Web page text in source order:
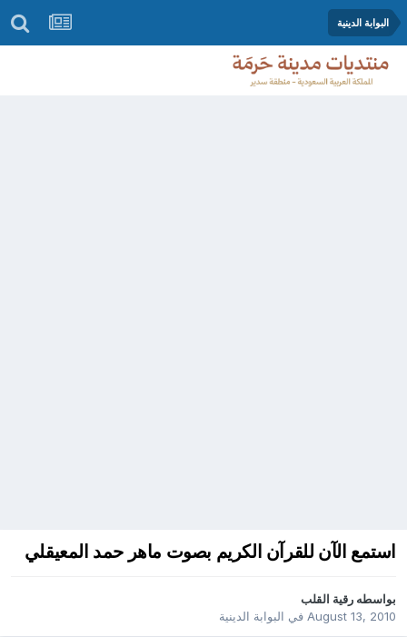
البوابة الدينية
استمع الآن للقرآن الكريم بصوت ماهر حمد المعيقلي
بواسطه رقية القلب
August 13, 2010في البوابة الدينية